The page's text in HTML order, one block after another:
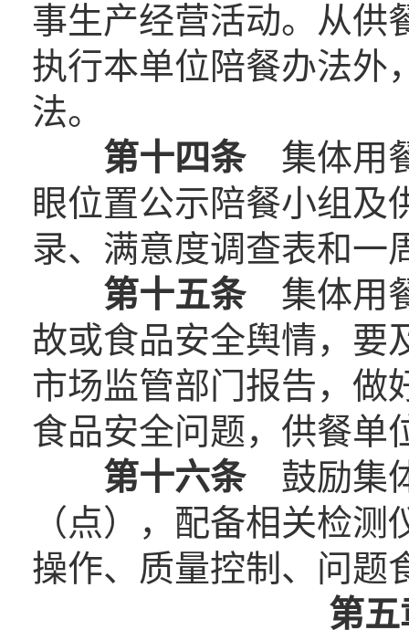
事生产经营活动。从供
执行本单位陪餐办法外
法。
第十四条集体用餐
眼位置公示陪餐小组及
录、满意度调查表和一
第十五条集体用餐
故或食品安全舆情，要
市场监管部门报告，做
食品安全问题，供餐单
第十六条鼓励集体
（点），配备相关检
操作、质量控制、问题
第